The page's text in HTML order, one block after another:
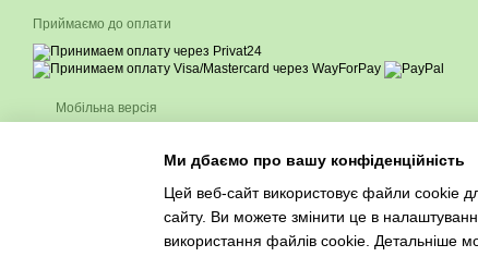
Приймаємо до оплати
Мобільна версія
Ми дбаємо про вашу конфіденційність
Цей веб-сайт використовує файли cookie
сайту. Ви можете змінити це в
використання файлів cookie. Детальніше